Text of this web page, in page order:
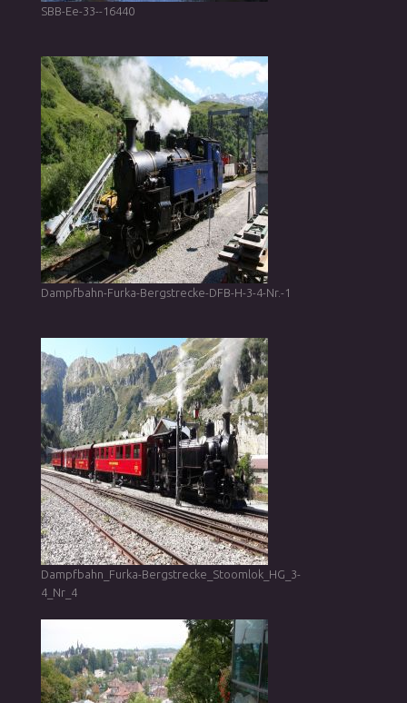
SBB-Ee-33--16440
Dampfbahn-Furka-Bergstrecke-DFB-H-3-4-Nr.-1
Dampfbahn_Furka-Bergstrecke_Stoomlok_HG_3-
4_Nr_4